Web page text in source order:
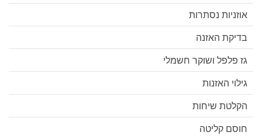
אוזניות נסתרות
בדיקת האזנה
גז פלפל ושוקר חשמלי
גילוי האזנות
הקלטת שיחות
חוסם קליטה